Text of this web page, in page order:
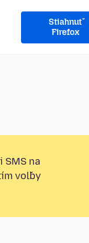
Stiahnuť
Firefox
SMS na
voľby